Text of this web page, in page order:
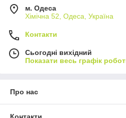
м. Одеса
Хімічна 52, Одеса, Україна
Контакти
Сьогодні вихідний
Показати весь графік
Про нас
Контакти